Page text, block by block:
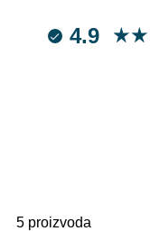
4.9
5 proizvoda